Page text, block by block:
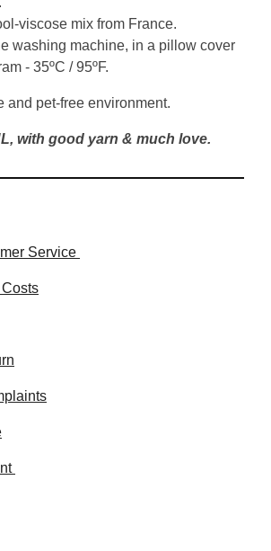
viscose mix from France.
washing machine, in a pillow cover
- 35ºC / 95ºF.
and pet-free environment.
with good yarn & much love.
Service